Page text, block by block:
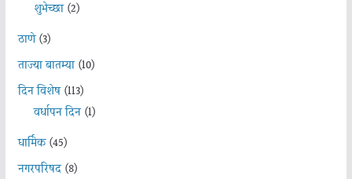
शुभेच्छा(2)
ठाणे(3)
ताज्या बातम्या(10)
दिन विशेष(113)
वर्धापन दिन(1)
धार्मिक(45)
नगरपरिषद(8)